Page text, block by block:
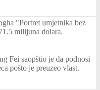
"Portret umjetnika bez
milijuna dolara.
Fei saopštio je da podnosi
pošto je preuzeo vlast.